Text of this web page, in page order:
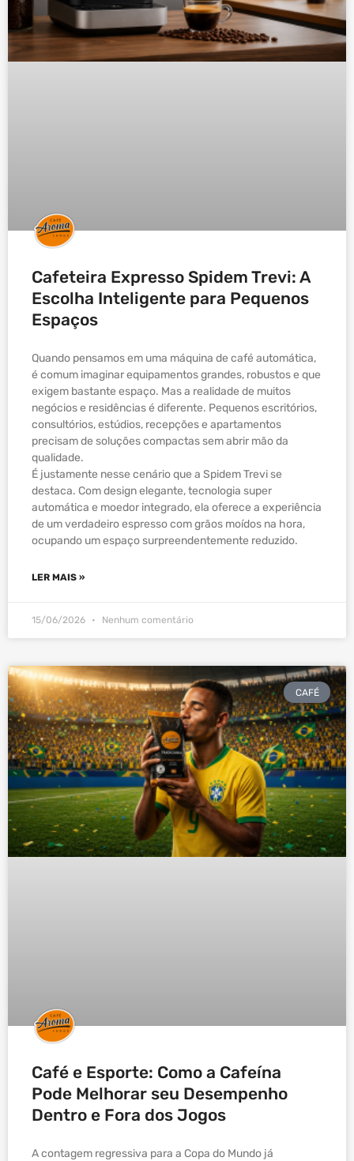
Cafeteira Expresso Spidem Trevi: A
Escolha Inteligente para Pequenos
Espaços
Quando pensamos em uma máquina de café automática,
é comum imaginar equipamentos grandes, robustos e que
exigem bastante espaço. Mas a realidade de muitos
negócios e residências é diferente. Pequenos escritórios,
consultórios, estúdios, recepções e apartamentos
precisam de soluções compactas sem abrir mão da
qualidade.
É justamente nesse cenário que a Spidem Trevi se
destaca. Com design elegante, tecnologia super
automática e moedor integrado, ela oferece a experiência
de um verdadeiro espresso com grãos moídos na hora,
ocupando um espaço surpreendentemente reduzido.
LER MAIS »
15/06/2026 Nenhum comentário
CAFÉ
Café e Esporte: Como a Cafeína
Pode Melhorar seu Desempenho
Dentro e Fora dos Jogos
A contagem regressiva para a Copa do Mundo já